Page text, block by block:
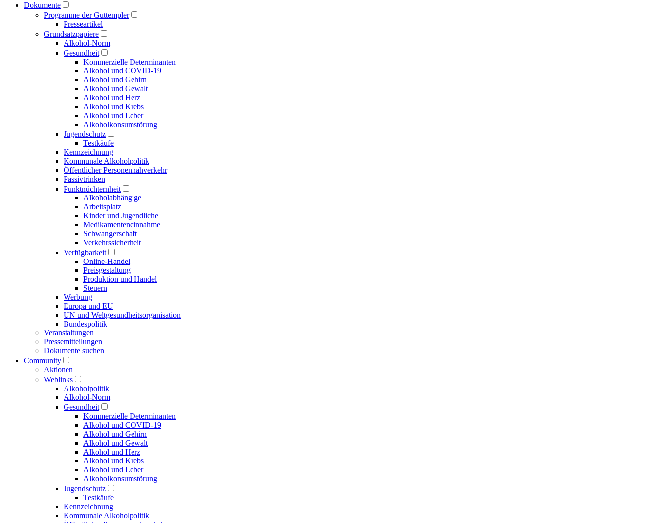
Dokumente
Programme der Guttempler
Presse­artikel
Grundsatzpapiere
Alkohol-Norm
Gesundheit
Kommerzielle Determinanten
Alkohol und COVID-19
Alkohol und Gehirn
Alkohol und Gewalt
Alkohol und Herz
Alkohol und Krebs
Alkohol und Leber
Alkoholkonsumstörung
Jugendschutz
Testkäufe
Kennzeichnung
Kommunale Alkoholpolitik
Öffentlicher Personen­nahverkehr
Passivtrinken
Punkt­nüchternheit
Alkohol­abhängige
Arbeitsplatz
Kinder und Jugendliche
Medikamenten­einnahme
Schwangerschaft
Verkehrs­sicherheit
Verfügbarkeit
Online-Handel
Preisgestaltung
Produktion und Handel
Steuern
Werbung
Europa und EU
UN und Welt­gesundheits­organisation
Bundespolitik
Veranstaltungen
Presse­mitteilungen
Dokumente suchen
Community
Aktionen
Weblinks
Alkoholpolitik
Alkohol-Norm
Gesundheit
Kommerzielle Determinanten
Alkohol und COVID-19
Alkohol und Gehirn
Alkohol und Gewalt
Alkohol und Herz
Alkohol und Krebs
Alkohol und Leber
Alkoholkonsumstörung
Jugendschutz
Testkäufe
Kennzeichnung
Kommunale Alkoholpolitik